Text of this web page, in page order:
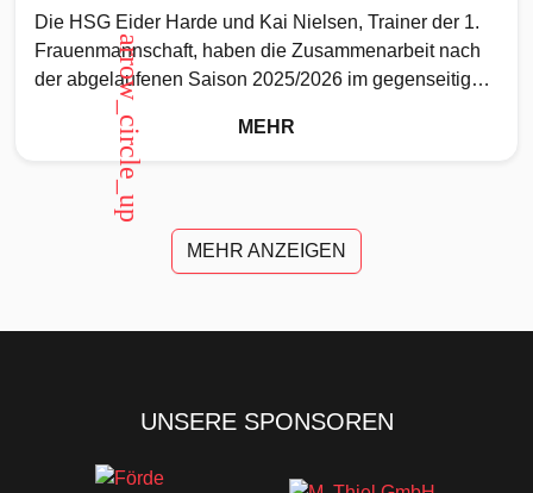
Die HSG Eider Harde und Kai Nielsen, Trainer der 1.
Frauenmannschaft, haben die Zusammenarbeit nach
der abgelaufenen Saison 2025/2026 im gegenseitigen
Einvernehmen beendet. Mit dem
arrow_circle_up MEHR
MEHR ANZEIGEN
UNSERE SPONSOREN